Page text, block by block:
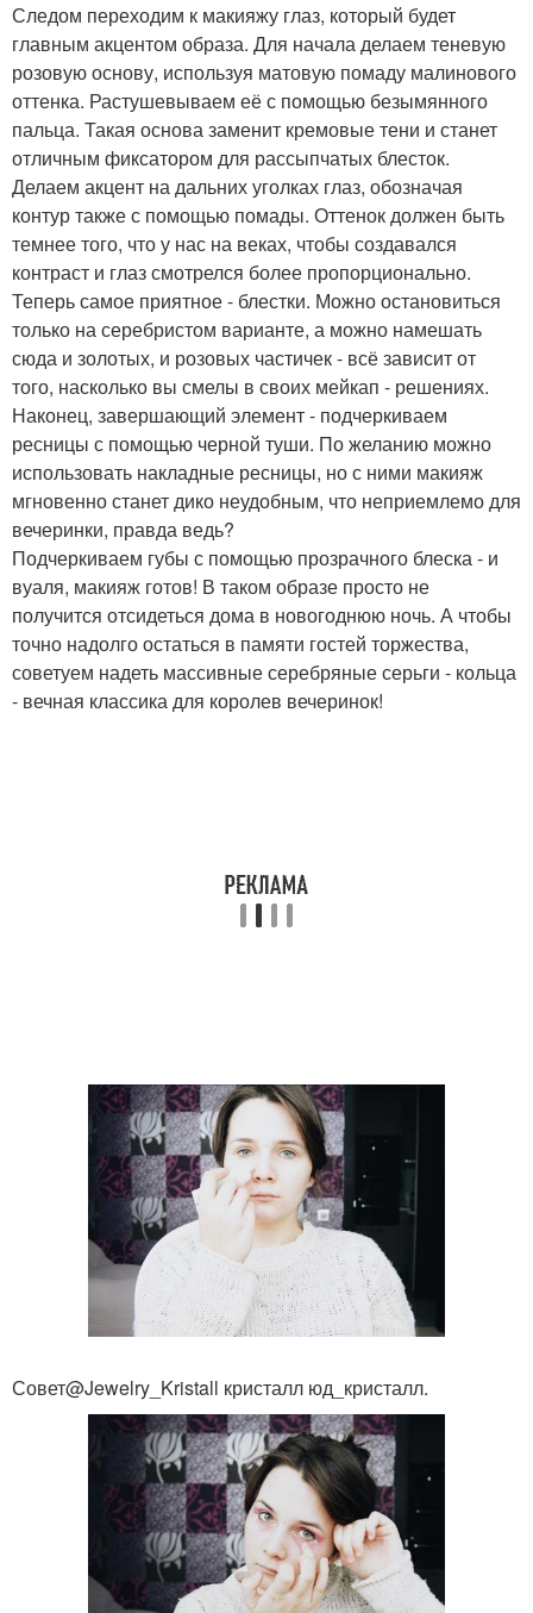
Следом переходим к макияжу глаз, который будет
главным акцентом образа. Для начала делаем теневую
розовую основу, используя матовую помаду малинового
оттенка. Растушевываем её с помощью безымянного
пальца. Такая основа заменит кремовые тени и станет
отличным фиксатором для рассыпчатых блесток.
Делаем акцент на дальних уголках глаз, обозначая
контур также с помощью помады. Оттенок должен быть
темнее того, что у нас на веках, чтобы создавался
контраст и глаз смотрелся более пропорционально.
Теперь самое приятное - блестки. Можно остановиться
только на серебристом варианте, а можно намешать
сюда и золотых, и розовых частичек - всё зависит от
того, насколько вы смелы в своих мейкап - решениях.
Наконец, завершающий элемент - подчеркиваем
ресницы с помощью черной туши. По желанию можно
использовать накладные ресницы, но с ними макияж
мгновенно станет дико неудобным, что неприемлемо для
вечеринки, правда ведь?
Подчеркиваем губы с помощью прозрачного блеска - и
вуаля, макияж готов! В таком образе просто не
получится отсидеться дома в новогоднюю ночь. А чтобы
точно надолго остаться в памяти гостей торжества,
советуем надеть массивные серебряные серьги - кольца
- вечная классика для королев вечеринок!
Совет@Jewelry_Kristall кристалл юд_кристалл.